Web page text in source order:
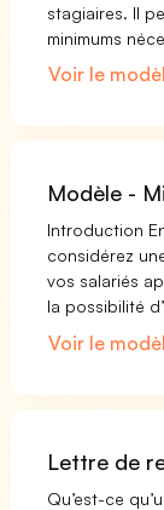
stagiaires. Il
minimums
Voir le
Modèle -
Introduction
considérez
vos salariés
la possibilité
Voir le
Lettre de
Qu’est-ce